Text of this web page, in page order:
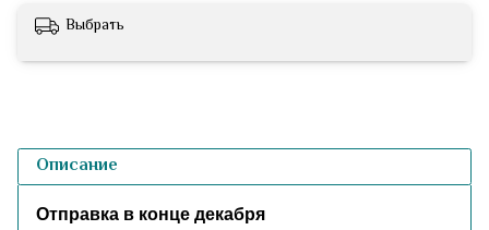
Выбрать
Описание
Отправка в конце декабря